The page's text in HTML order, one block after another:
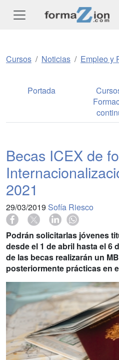
Cursos Noticias Empleo y
Portada
Becas ICEX de
2021
29/03/2019 Sofía Riesco
Podrán solicitarlas jóvenes
desde el 1 de abril hasta el 6
de las becas realizarán un
posteriormente prácticas en